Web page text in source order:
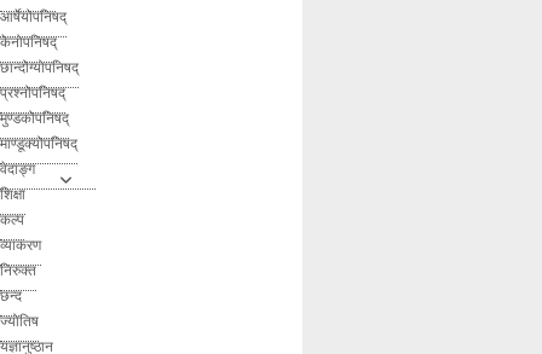
आर्षेयोपनिषद्
केनोपनिषद्
छान्दोग्योपनिषद्
प्रश्नोपनिषद्
मुण्डकोपनिषद्
माण्डूक्योपनिषद्
वेदाङ्ग
शिक्षा
कल्प
व्याकरण
निरुक्त
छन्द
ज्योतिष
यज्ञानुष्ठान